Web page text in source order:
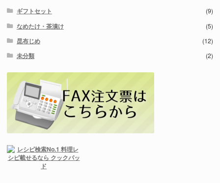
ギフトセット (9)
なめたけ・茶漬け (5)
昆布じめ (12)
未分類 (2)